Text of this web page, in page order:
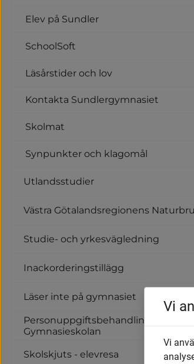
Elev på Sundler
SchoolSoft
Läsårstider och lov
Kontakta Sundlergymnasiet
Skolmat
Synpunkter och klagomål
Utlandsstudier
Västra Götalandsregionens
Studie- och yrkesvägledning
Inackorderingstillägg
Läser inte på gymnasiet
Personuppgiftsbehandling inom
Gymnasieskolan
Skolskjuts - elevresa
Vi
Vi